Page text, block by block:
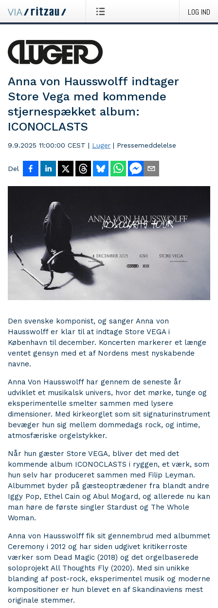
LOG IND
Anna von Hausswolff indtager
Store Vega med kommende
stjernespækket album:
ICONOCLASTS
9.9.2025 11:00:00 CEST | Luger | Pressemeddelelse
Del
Den svenske komponist, og sanger Anna von
Hausswolff er klar til at indtage Store VEGA i
København til december. Koncerten markerer et længe
ventet gensyn med et af Nordens mest nyskabende
navne.
Anna Von Hausswolff har gennem de seneste år
udviklet et musikalsk univers, hvor det mørke, tunge og
eksperimentelle smelter sammen med lysere
dimensioner. Med kirkeorglet som sit signaturinstrument
bevæger hun sig mellem dommedags rock, og intime,
atmosfæriske orgelstykker.
Når hun gæster Store VEGA, bliver det med det
kommende album ICONOCLASTS i ryggen, et værk, som
hun selv har produceret sammen med Filip Leyman.
Albummet byder på gæsteoptrædener fra blandt andre
Iggy Pop, Ethel Cain og Abul Mogard, og allerede nu kan
man høre de første singler Stardust og The Whole
Woman.
Anna von Hausswolff fik sit gennembrud med albummet
Ceremony i 2012 og har siden udgivet kritikerroste
værker som Dead Magic (2018) og det orgelbaserede
soloprojekt All Thoughts Fly (2020). Med sin unikke
blanding af post-rock, eksperimentel musik og moderne
kompositioner er hun blevet en af Skandinaviens mest
originale stemmer.